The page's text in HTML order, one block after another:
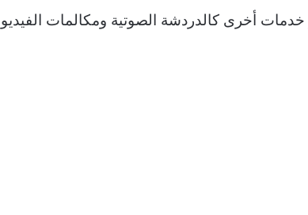
خدمات أخرى كالدردشة الصوتية ومكالمات